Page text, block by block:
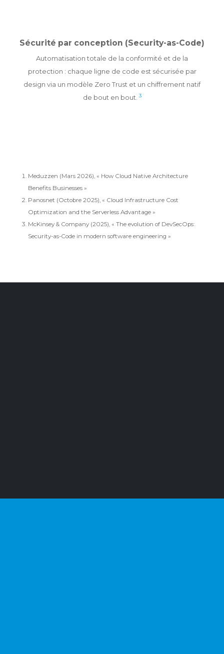
Sécurité par conception (Security-as-Code)
Automatisation totale de la conformité et de la
protection : chaque ligne de code est sécurisée par
design via un modèle Zero Trust et un chiffrement natif
de bout en bout.
3
Meduzzen (Mars 2026), « How Cloud Native Architecture
Benefits Businesses »
Panosnet (Octobre 2025), « Cloud Infrastructure Cost
Optimization and the Serverless Advantage »
McKinsey & Company (2025), « The evolution of DevSecOps:
Security-as-Code in modern software engineering »